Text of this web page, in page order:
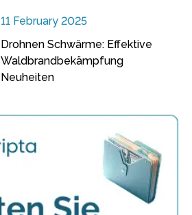
11 February 2025
Drohnen Schwärme: Effektive
Waldbrandbekämpfung
Neuheiten